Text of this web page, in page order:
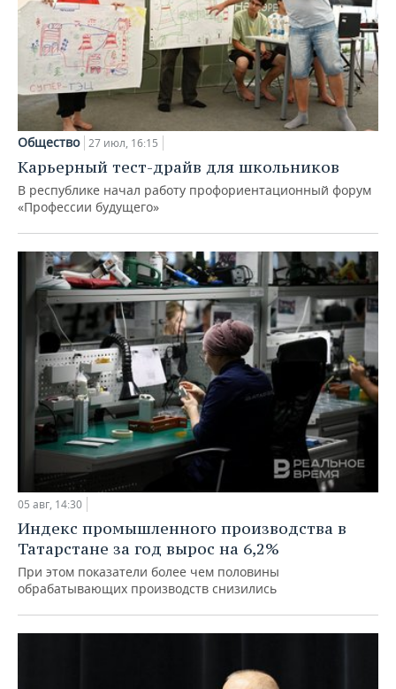
Общество 27 июл, 16:15
Карьерный тест-драйв для школьников
В республике начал работу профориентационный форум
«Профессии будущего»
05 авг, 14:30
Индекс промышленного производства в
Татарстане за год вырос на 6,2%
При этом показатели более чем половины
обрабатывающих производств снизились